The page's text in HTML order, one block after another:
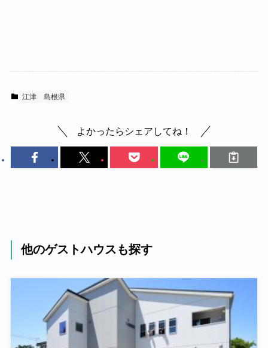
江津 島根県
よかったらシェアしてね！
他のゲストハウスも探す